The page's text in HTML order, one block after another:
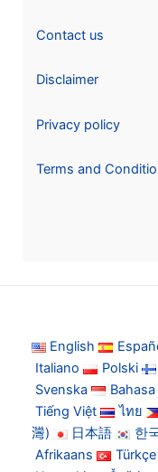
Contact us
Disclaimer
Privacy policy
Terms and
English
Italiano
Polski
Svenska
Tiếng Việt
ไทย
灣)
日本語 한
Afrikaans
Türkçe